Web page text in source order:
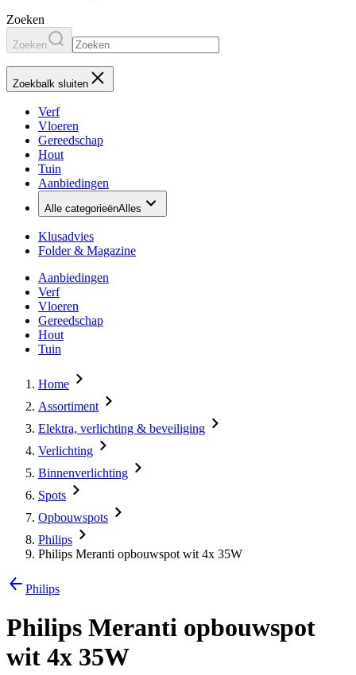
Zoeken
Zoeken
Zoekbalk sluiten
Verf
Vloeren
Gereedschap
Hout
Tuin
Aanbiedingen
Alle categorieënAlles
Klusadvies
Folder & Magazine
Aanbiedingen
Verf
Vloeren
Gereedschap
Hout
Tuin
Home
Assortiment
Elektra, verlichting & beveiliging
Verlichting
Binnenverlichting
Spots
Opbouwspots
Philips
Philips Meranti opbouwspot wit 4x 35W
Philips
Philips Meranti opbouwspot
wit 4x 35W